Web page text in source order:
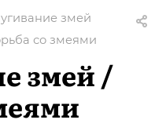
змей
со змеями
змей /